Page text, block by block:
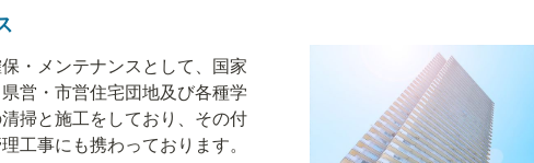
・メンテナンスとして、国家
営・市営住宅団地及び各種学
掃と施工をしており、その付
工事にも携わっております。